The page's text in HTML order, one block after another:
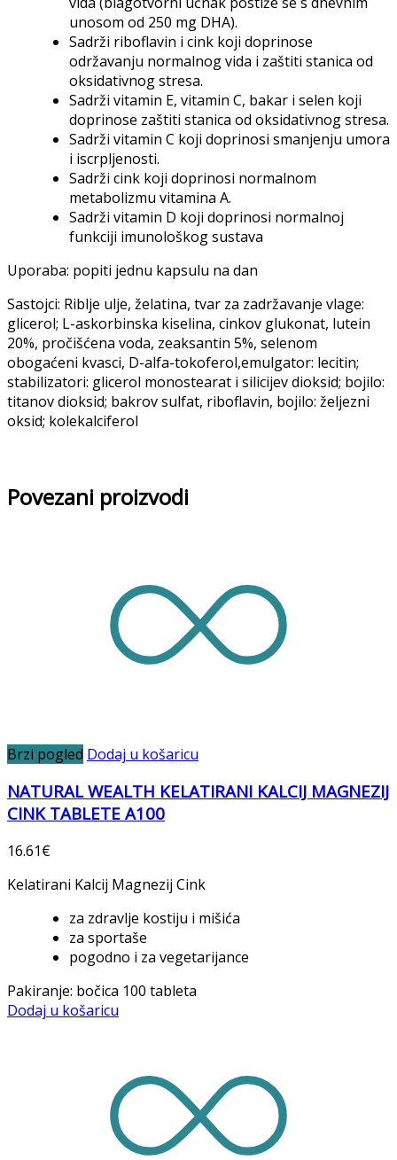
unosom od 250 mg DHA).
Sadrži riboflavin i cink koji doprinose
održavanju normalnog vida i zaštiti stanica od
oksidativnog stresa.
Sadrži vitamin E, vitamin C, bakar i selen koji
doprinose zaštiti stanica od oksidativnog stresa.
Sadrži vitamin C koji doprinosi smanjenju umora
i iscrpljenosti.
Sadrži cink koji doprinosi normalnom
metabolizmu vitamina A.
Sadrži vitamin D koji doprinosi normalnoj
funkciji imunološkog sustava
Uporaba: popiti jednu kapsulu na dan
Sastojci: Riblje ulje, želatina, tvar za zadržavanje vlage:
glicerol; L-askorbinska kiselina, cinkov glukonat, lutein
20%, pročišćena voda, zeaksantin 5%, selenom
obogaćeni kvasci, D-alfa-tokoferol,emulgator: lecitin;
stabilizatori: glicerol monostearat i silicijev dioksid; bojilo:
titanov dioksid; bakrov sulfat, riboflavin, bojilo: željezni
oksid; kolekalciferol
Povezani proizvodi
Brzi pogled Dodaj u košaricu
NATURAL WEALTH KELATIRANI KALCIJ MAGNEZIJ
CINK TABLETE A100
16.61€
Kelatirani Kalcij Magnezij Cink
za zdravlje kostiju i mišića
za sportaše
pogodno i za vegetarijance
Pakiranje: bočica 100 tableta
Dodaj u košaricu